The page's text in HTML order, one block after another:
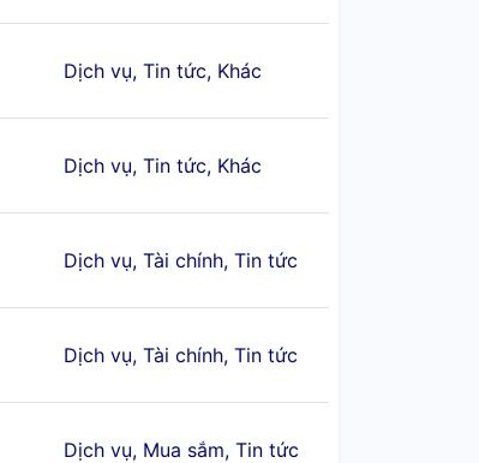
Dịch vụ, Tin tức, Khác
Dịch vụ, Tin tức, Khác
Dịch vụ, Tài chính, Tin tức
Dịch vụ, Tài chính, Tin tức
Dịch vụ, Mua sắm, Tin tức